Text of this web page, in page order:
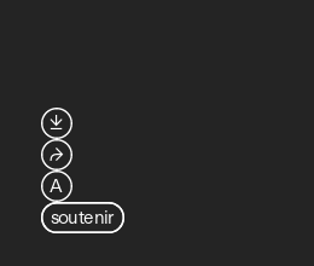

⮫
A
soutenir